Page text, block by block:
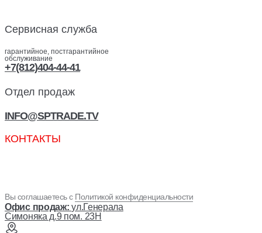
Сервисная служба
гарантийное, постгарантийное
обслуживание
+7(812)404-44-41
Отдел продаж
INFO@SPTRADE.TV
КОНТАКТЫ
Вы соглашаетесь с Политикой конфиденциальности
Офис продаж:ул.Генерала
Симоняка д.9 пом. 23Н